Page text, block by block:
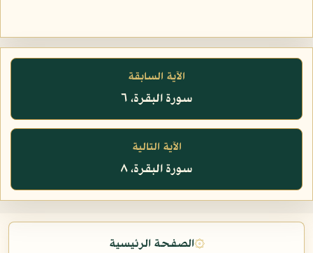
الآية السابقة
سورة البقرة، ٦
الآية التالية
سورة البقرة، ٨
۞الصفحة الرئيسية